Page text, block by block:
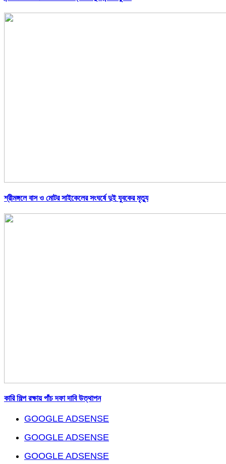
শ্রীমঙ্গলে বাস ও মোটর সাইকেলের সংঘর্ষে দুই যুবকের মৃত্যু
কারি শিল্প রক্ষায় পাঁচ দফা দাবি উত্থাপন
GOOGLE ADSENSE
GOOGLE ADSENSE
GOOGLE ADSENSE